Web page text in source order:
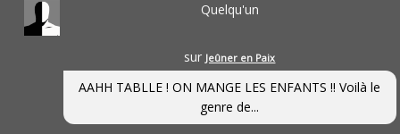
Quelqu'un
sur Jeûner en Paix
AAHH TABLLE ! ON MANGE LES ENFANTS !! Voilà le
genre de...